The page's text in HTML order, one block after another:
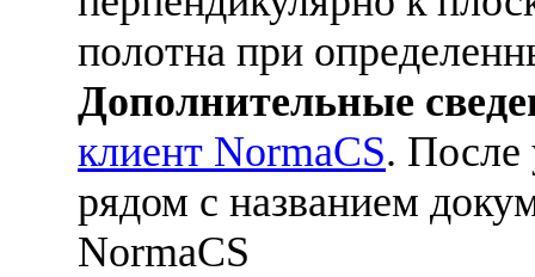
полотна при
Дополнительные
клиент NormaCS. После
рядом с названием
NormaCS